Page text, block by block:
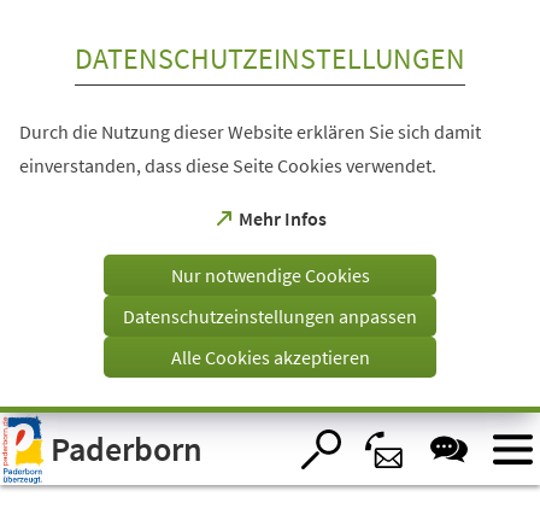
Visuelle
Assistenzsoftware
öffnen.
DATENSCHUTZEINSTELLUNGEN
Durch die Nutzung dieser Website erklären Sie sich damit
einverstanden, dass diese Seite Cookies verwendet.
Mehr Infos
(Öffnet
einem
Tab)
Nur notwendige Cookies
Datenschutzeinstellungen anpassen
Alle Cookies akzeptieren
Paderborn